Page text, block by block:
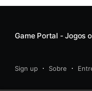
Game Portal - Jogos
Sign up Sobre